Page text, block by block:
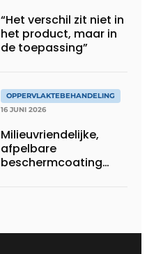
“Het verschil zit niet in
het product, maar in
de toepassing”
OPPERVLAKTEBEHANDELING
16 JUNI 2026
Milieuvriendelijke,
afpelbare
beschermcoating